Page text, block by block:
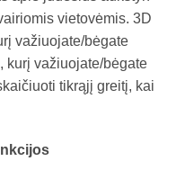
vietovėmis. 3D
važiuojate/bėgate
kurį važiuojate/bėgate
tikrąjį greitį, kai